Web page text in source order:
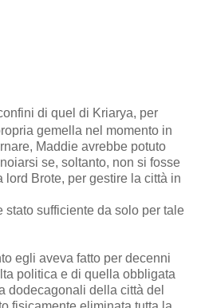
di quel di Kriarya, per
gemella nel momento in
Maddie avrebbe potuto
se, soltanto, non si fosse
lord Brote, per gestire la città in
stato sufficiente da solo per tale
egli aveva fatto per decenni
politica e di quella obbligata
dodecagonali della città del